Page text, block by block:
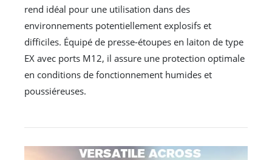
rend idéal pour une utilisation dans des
environnements potentiellement explosifs et
difficiles. Équipé de presse-étoupes en laiton de type
EX avec ports M12, il assure une protection optimale
en conditions de fonctionnement humides et
poussiéreuses.